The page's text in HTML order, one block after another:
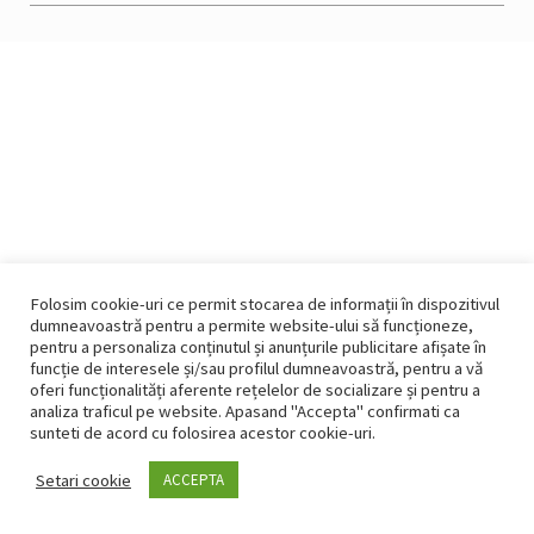
Folosim cookie-uri ce permit stocarea de informații în dispozitivul
dumneavoastră pentru a permite website-ului să funcționeze,
pentru a personaliza conținutul și anunțurile publicitare afișate în
funcție de interesele și/sau profilul dumneavoastră, pentru a vă
oferi funcționalități aferente rețelelor de socializare și pentru a
analiza traficul pe website. Apasand "Accepta" confirmati ca
sunteti de acord cu folosirea acestor cookie-uri.
Setari cookie ACCEPTA